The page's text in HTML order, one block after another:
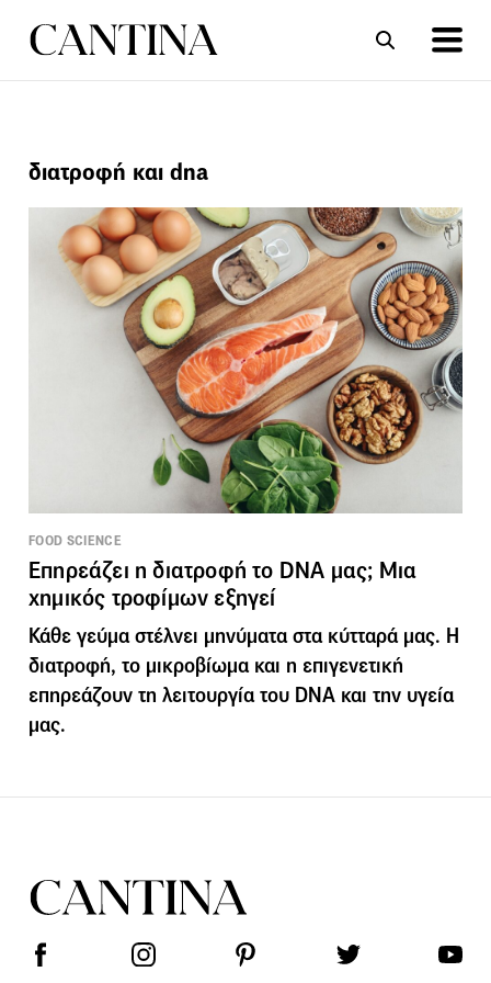
ΣΥΝΤΑΓΕΣ
διατροφή και dna
FOOD SCIENCE
Επηρεάζει η διατροφή το DNA μας; Μια
χημικός τροφίμων εξηγεί
Κάθε γεύμα στέλνει μηνύματα στα κύτταρά μας. Η
διατροφή, το μικροβίωμα και η επιγενετική
επηρεάζουν τη λειτουργία του DNA και την υγεία
μας.